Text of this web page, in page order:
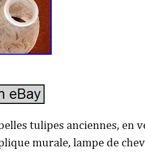
tulipes anciennes, en
murale, lampe de